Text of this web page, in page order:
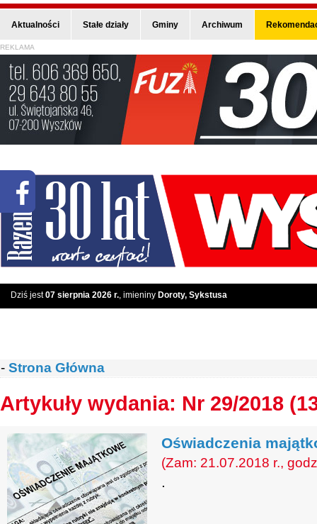
Aktualności Stałe działy Gminy Archiwum
REKLAMA
Dziś jest07 sierpnia 2026 r., imieniny Doroty, Sykstusa
- Strona Główna
Artykuły wydania: Nr 29/2018
Oświadczenia
(Zam: 21.07.2018 r.,
.